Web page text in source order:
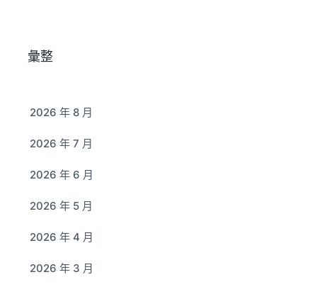
彙整
2026 年 8 月
2026 年 7 月
2026 年 6 月
2026 年 5 月
2026 年 4 月
2026 年 3 月